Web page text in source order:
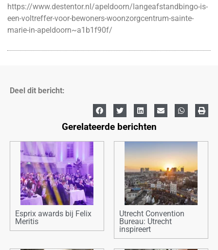
https://www.destentor.nl/apeldoorn/langeafstandbingo-is-
een-voltreffer-voor-bewoners-woonzorgcentrum-sainte-
marie-in-apeldoorn~a1b1f90f/
Deel dit bericht:
Gerelateerde berichten
Esprix awards bij Felix
Meritis
Utrecht Convention
Bureau: Utrecht
inspireert